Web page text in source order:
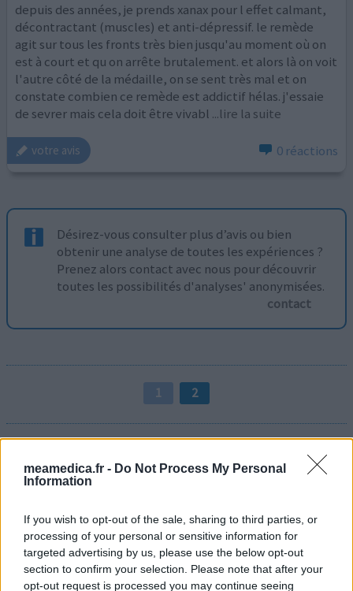
meamedica.fr - Do Not Process My Personal
Information
If you wish to opt-out of the sale, sharing to third parties, or
processing of your personal or sensitive information for
targeted advertising by us, please use the below opt-out
section to confirm your selection. Please note that after your
opt-out request is processed you may continue seeing
depuis des années, je prends xanax pour l effet calmant,
décontractant (muscles) et anti-dépressif. le remède
agit sur tous les fronts très bien jusqu'au moment où on
est à court et qu on arrête brutalement. et alors là on voit
l'autre côté de la médaille, on se sent très mal et on
constate combien ce remède est addictif hélas. j'essaie
de sevrer mais cela doit être vivabl ...lire la suite
votre avis 0 réactions
Désirez-vous consulter plus d’avis ou bien
obtenir une analyse de toutes les expériences ?
Prenez alors contact avec nous pour découvrir
toutes les possibilités d'analyses' anonymisées.
contact
1 2
Médicaments avec le plus grand nombre d'avis
Levothyrox (1669)
Mirena (1581)
Contraception - autre
Tramadol (932)
Douleurs - morphine